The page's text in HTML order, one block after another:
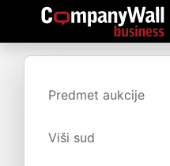
Predmet aukcije
Viši sud